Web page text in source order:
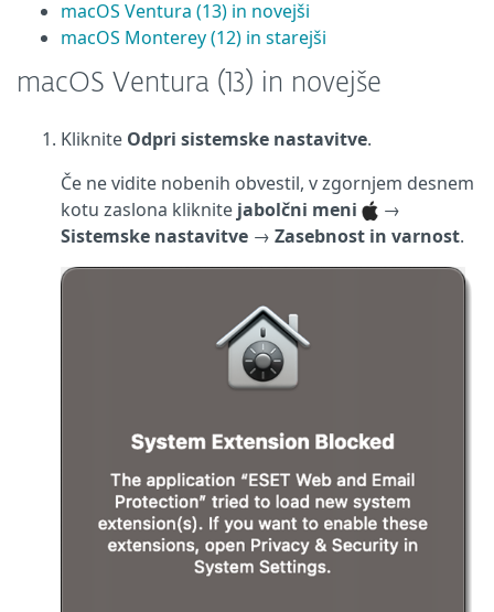
macOS Ventura (13) in novejši
macOS Monterey (12) in starejši
macOS Ventura (13) in novejše
Kliknite Odpri sistemske nastavitve.
Če ne vidite nobenih obvestil, v zgornjem desnem
kotu zaslona kliknite jabolčni meni
→
Sistemske nastavitve → Zasebnost in varnost.